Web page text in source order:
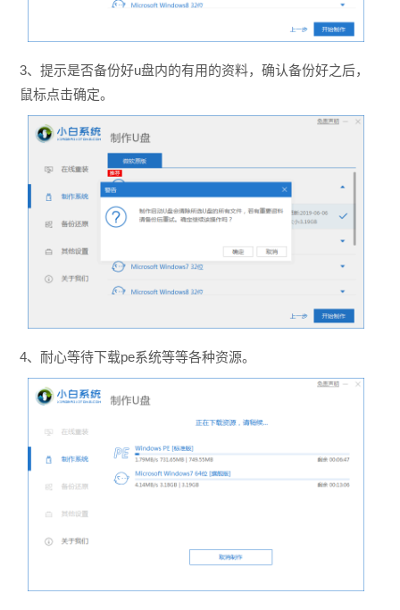
3、提示是否备份好u盘内的有用的资料，确认备份好之后，
鼠标点击确定。
4、耐心等待下载pe系统等等各种资源。